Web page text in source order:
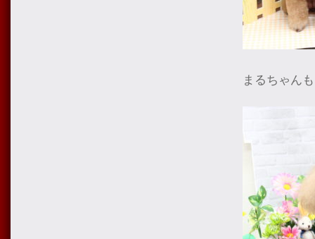
まるちゃん